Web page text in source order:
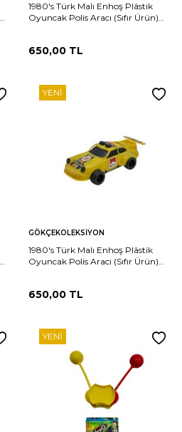
1980's Türk Malı Enhoş Plâstik
Oyuncak Polis Aracı (Sıfır Ürün)
650,00 TL
YENI
GÖKÇEKOLEKSIYON
1980's Türk Malı Enhoş Plâstik
Oyuncak Polis Aracı (Sıfır Ürün)
650,00 TL
YENI